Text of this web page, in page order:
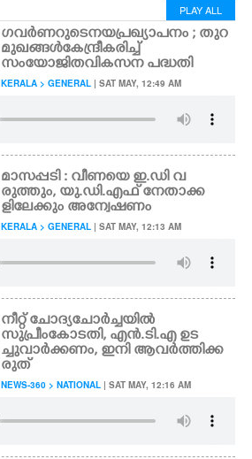
PLAY ALL
ഗവർണറുടെ നയപ്രഖ്യാപനം ; തുറ
മുഖങ്ങൾ കേന്ദ്രീകരിച്ച്
സംയോജിത വികസന പദ്ധതി
KERALA > GENERAL | SAT MAY, 12:49 AM
മാസപ്പടി : വീണയെ ഇ.ഡി വ
രുത്തും,​ യു.ഡി.എഫ് നേതാക്ക
ളിലേക്കും അന്വേഷണം
KERALA > GENERAL | SAT MAY, 12:13 AM
നീറ്റ് ചോദ്യചോർച്ചയിൽ
സുപ്രീംകോടതി, എൻ.ടി.എ ഉട
ച്ചുവാർക്കണം, ഇനി ആവർത്തിക്ക
രുത്
NEWS-360 > NATIONAL | SAT MAY, 12:16 AM